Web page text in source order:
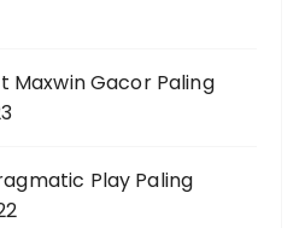
Maxwin Gacor Paling
Play Paling